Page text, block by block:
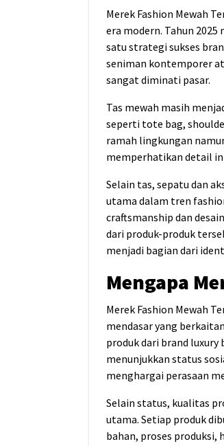
Merek Fashion Mewah
era modern. Tahun
satu strategi sukses
seniman kontemporer
sangat diminati pasar.
Tas mewah masih
seperti tote bag,
ramah lingkungan
memperhatikan detail
Selain tas, sepatu dan
utama dalam tren
craftsmanship dan
dari produk-produk
menjadi bagian dari
Mengapa
Merek Fashion Mewah
mendasar yang
produk dari brand
menunjukkan status
menghargai perasaan
Selain status, kualitas
utama. Setiap produk
bahan, proses